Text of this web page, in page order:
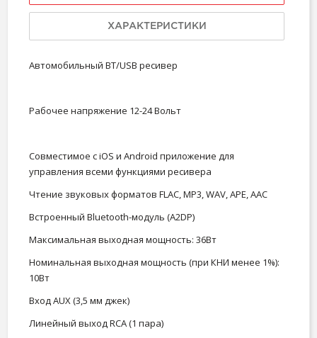
ХАРАКТЕРИСТИКИ
Автомобильный BT/USB ресивер
Рабочее напряжение 12-24 Вольт
Совместимое с iOS и Android приложение для
управления всеми функциями ресивера
Чтение звуковых форматов FLAC, MP3, WAV, APE, AAC
Встроенный Bluetooth-модуль (A2DP)
Максимальная выходная мощность: 36Вт
Номинальная выходная мощность (при КНИ менее 1%):
10Вт
Вход AUX (3,5 мм джек)
Линейный выход RCA (1 пара)